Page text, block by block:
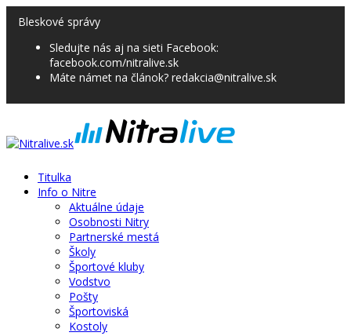
Bleskové správy
Sledujte nás aj na sieti Facebook:
facebook.com/nitralive.sk
Máte námet na článok? redakcia@nitralive.sk
Titulka
Info o Nitre
Aktuálne údaje
Osobnosti Nitry
Partnerské mestá
Školy
Športové kluby
Vodstvo
Pošty
Športoviská
Kostoly